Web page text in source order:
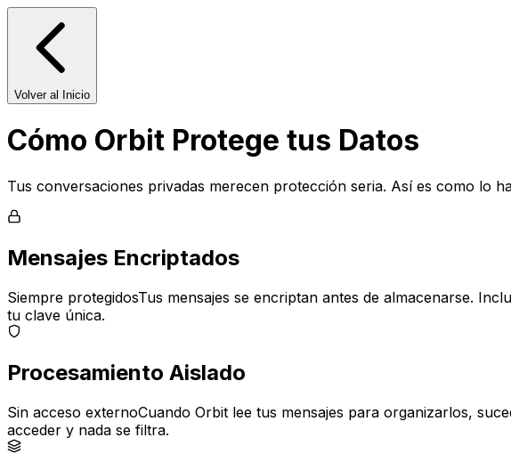
Volver al Inicio
Cómo Orbit Protege tus Datos
Tus conversaciones privadas merecen protección seria. Así es como lo
Mensajes Encriptados
Siempre protegidosTus mensajes se encriptan antes de almacenarse.
tu clave única.
Procesamiento Aislado
Sin acceso externoCuando Orbit lee tus mensajes para organizarlos,
acceder y nada se filtra.